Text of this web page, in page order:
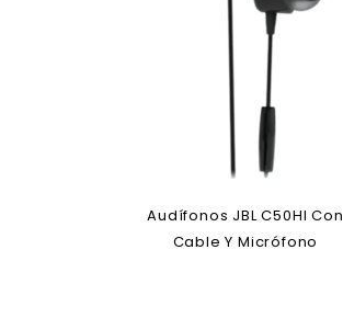
Audífonos JBL C50HI Con
Cable Y Micrófono